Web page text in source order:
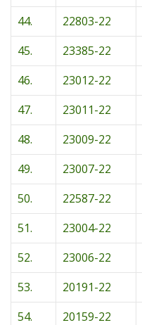
44.
22803-22
45.
23385-22
46.
23012-22
47.
23011-22
48.
23009-22
49.
23007-22
50.
22587-22
51.
23004-22
52.
23006-22
53.
20191-22
54.
20159-22